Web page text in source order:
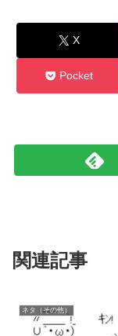
X
Pocket
関連記事
ネタ（その他）